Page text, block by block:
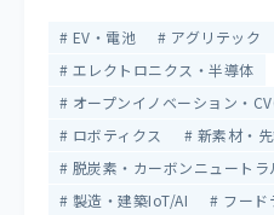
EV・電池 アグリテック
エレクトロニクス・半導体
オープンイノベーション・
ロボティクス
新素材・
脱炭素・カーボンニュートラ
製造・建築IoT/AI
フード